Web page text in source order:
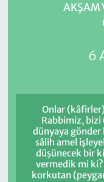
AKŞAM
6
Onlar
Rabbimiz, bizi
dünyaya gönder
sâlih amel
düşünecek bir
vermedik mi ki?
korkutan
Son Dakika
Haber Arşivi